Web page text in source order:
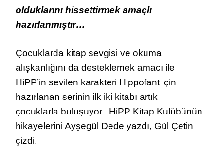
olduklarını hissettirmek amaçlı
hazırlanmıştır…
Çocuklarda kitap sevgisi ve okuma
alışkanlığını da desteklemek amacı ile
HiPP’in sevilen karakteri Hippofant için
hazırlanan serinin ilk iki kitabı artık
çocuklarla buluşuyor.. HiPP Kitap Kulübünün
hikayelerini Ayşegül Dede yazdı, Gül Çetin
çizdi.